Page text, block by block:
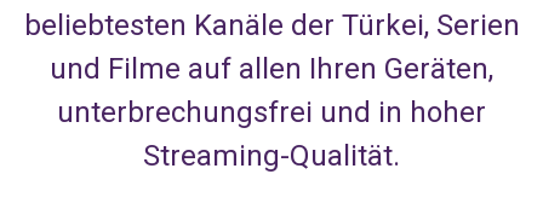
beliebtesten Kanäle der Türkei, Serien
und Filme auf allen Ihren Geräten,
unterbrechungsfrei und in hoher
Streaming-Qualität.